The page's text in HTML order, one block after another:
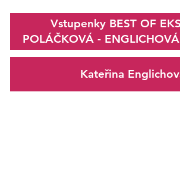
Vstupenky BEST OF
POLÁČKOVÁ -
Kateřina